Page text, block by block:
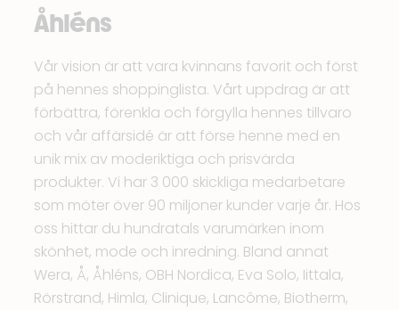
Åhléns
Vår vision är att vara kvinnans favorit och först
på hennes shoppinglista. Vårt uppdrag är att
förbättra, förenkla och förgylla hennes tillvaro
och vår affärsidé är att förse henne med en
unik mix av moderiktiga och prisvärda
produkter. Vi har 3 000 skickliga medarbetare
som möter över 90 miljoner kunder varje år. Hos
oss hittar du hundratals varumärken inom
skönhet, mode och inredning. Bland annat
Wera, Å, Åhléns, OBH Nordica, Eva Solo, Iittala,
Rörstrand, Himla, Clinique, Lancôme, Biotherm,